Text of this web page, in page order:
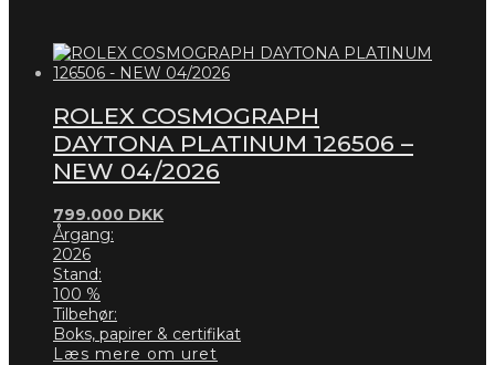
ROLEX COSMOGRAPH
DAYTONA PLATINUM 126506 –
NEW 04/2026
799.000 DKK
Årgang:
2026
Stand:
100 %
Tilbehør:
Boks, papirer & certifikat
Læs mere om uret